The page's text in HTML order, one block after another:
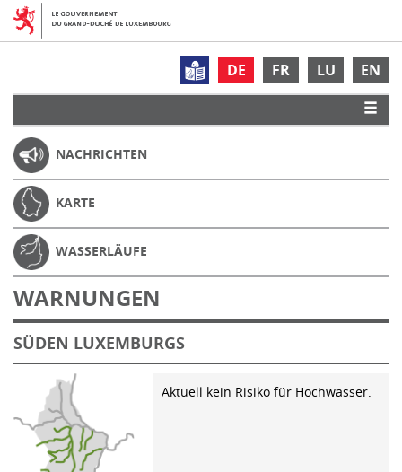
DE FR LU EN
NACHRICHTEN
KARTE
WASSERLÄUFE
WARNUNGEN
SÜDEN LUXEMBURGS
Aktuell kein Risiko für Hochwasser.